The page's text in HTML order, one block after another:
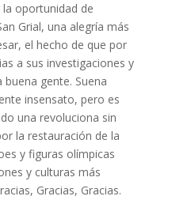
oportunidad de
Grial, una alegría más
el hecho de que por
a sus investigaciones y
gente. Suena
insensato, pero es
una revoluciona sin
la restauración de la
y figuras olímpicas
y culturas más
Gracias, Gracias.